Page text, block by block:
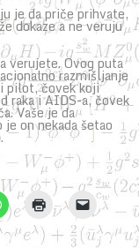
je da priče prihvate,
dokaze a ne veruju
verujete. Ovog puta
razmišljanje
pilot, čovek koji
raka i AIDS-a, čovek
Vaše je da
on nekada šetao